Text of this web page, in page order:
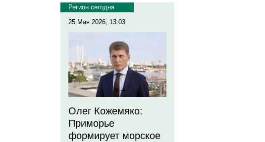
Регион сегодня
25 Мая 2026, 13:03
Олег Кожемяко:
Приморье
формирует морское